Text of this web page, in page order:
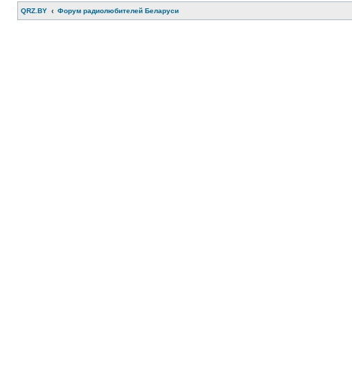
QRZ.BY Форум радиолюбителей Беларуси